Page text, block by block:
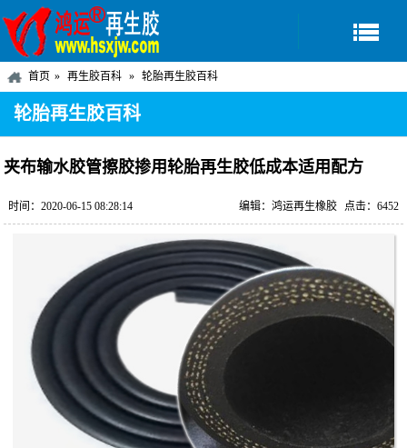
首页 再生胶百科 轮胎再生胶百科
轮胎再生胶百科
夹布输水胶管擦胶掺用轮胎再生胶低成本适用配方
时间：2020-06-15 08:28:14 点击：6452
编辑：鸿运再生橡胶